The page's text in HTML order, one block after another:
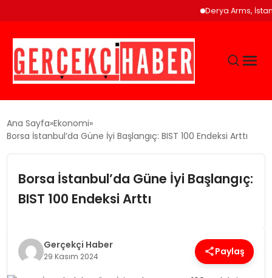
Derya Arms,
GÜNCEL
EĞITIM
EKONOMI
SAĞLIK
Ana Sayfa Ekonomi
Borsa İstanbul’da Güne İyi Başlangıç: BIST 100 Endeksi Arttı
Borsa İstanbul’da Güne İyi Başlangıç:
BIST 100 Endeksi Arttı
Gerçekçi Haber
29 Kasım 2024 Paylaş